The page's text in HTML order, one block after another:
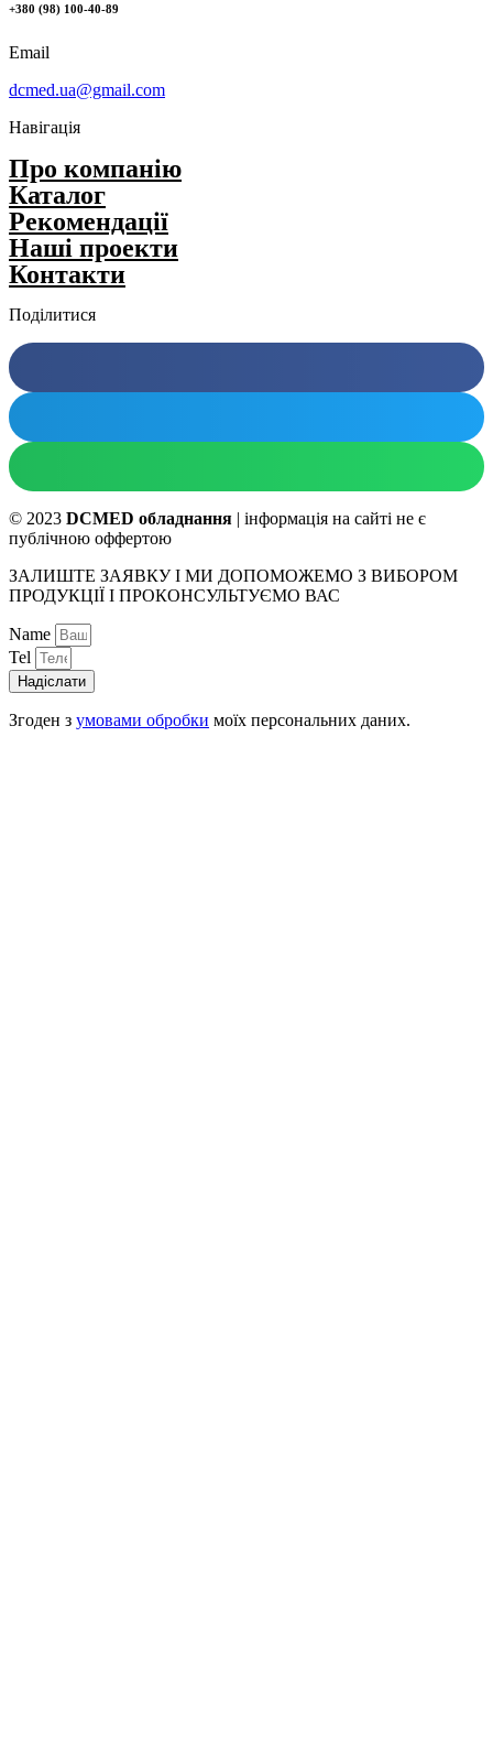
+380 (98) 100-40-89
Email
dcmed.ua@gmail.com
Навігація
Про компанію
Каталог
Рекомендації
Нашi проекти
Контакти
Поділитися
© 2023 DCMED обладнання | інформація на сайті не є
публічною оффертою
ЗАЛИШТЕ ЗАЯВКУ І МИ ДОПОМОЖЕМО З ВИБОРОМ
ПРОДУКЦІЇ І ПРОКОНСУЛЬТУЄМО ВАС
Name
Tel
Надіслати
Згоден з умовами обробки моїх персональних даних.